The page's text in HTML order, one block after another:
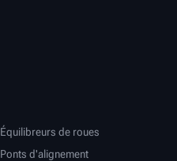
Équilibreurs de roues
Ponts d'alignement